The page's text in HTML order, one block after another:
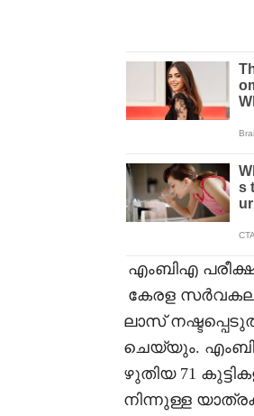
എംബിഎ
കേരള
ലാസ്
ചെയ്യും.
ഴുതിയ 71
നിന്നുള്ള